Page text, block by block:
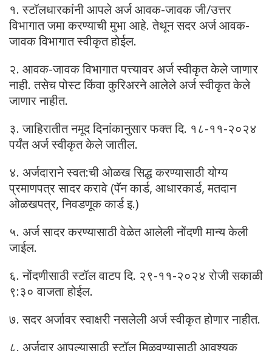
१. स्टॉलधारकांनी आपले अर्ज आवक-जावक जी/उत्तर
विभागात जमा करण्याची मुभा आहे. तेथून सदर अर्ज आवक-
जावक विभागात स्वीकृत होईल.
२. आवक-जावक विभागात पत्त्यावर अर्ज स्वीकृत केले जाणार
नाही. तसेच पोस्ट किंवा कुरिअरने आलेले अर्ज स्वीकृत केले
जाणार नाहीत.
३. जाहिरातीत नमूद दिनांकानुसार फक्त दि. १८-११-२०२४
पर्यंत अर्ज स्वीकृत केले जातील.
४. अर्जदाराने स्वत:ची ओळख सिद्ध करण्यासाठी योग्य
प्रमाणपत्र सादर करावे (पॅन कार्ड, आधारकार्ड, मतदान
ओळखपत्र, निवडणूक कार्ड इ.)
५. अर्ज सादर करण्यासाठी वेळेत आलेली नोंदणी मान्य केली
जाईल.
६. नोंदणीसाठी स्टॉल वाटप दि. २९-११-२०२४ रोजी सकाळी
९:३० वाजता होईल.
७. सदर अर्जावर स्वाक्षरी नसलेली अर्ज स्वीकृत होणार नाहीत.
८. अर्जदार आपल्यासाठी स्टॉल मिळवण्यासाठी आवश्यक